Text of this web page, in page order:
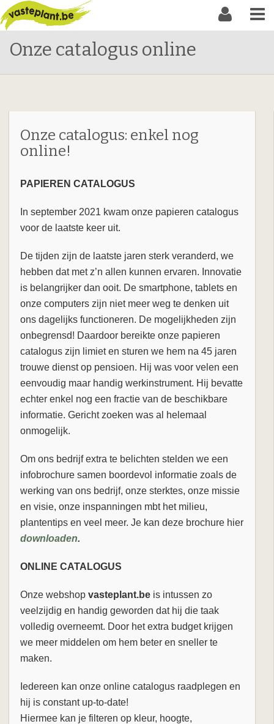
Onze catalogus online
Onze catalogus: enkel nog
online!
PAPIEREN CATALOGUS
In september 2021 kwam onze papieren catalogus
voor de laatste keer uit.
De tijden zijn de laatste jaren sterk veranderd, we
hebben dat met z’n allen kunnen ervaren. Innovatie
is belangrijker dan ooit. De smartphone, tablets en
onze computers zijn niet meer weg te denken uit
ons dagelijks functioneren. De mogelijkheden zijn
onbegrensd! Daardoor bereikte onze papieren
catalogus zijn limiet en sturen we hem na 45 jaren
trouwe dienst op pensioen. Hij was voor velen een
eenvoudig maar handig werkinstrument. Hij bevatte
echter enkel nog een fractie van de beschikbare
informatie. Gericht zoeken was al helemaal
onmogelijk.
Om ons bedrijf extra te belichten stelden we een
infobrochure samen boordevol informatie zoals de
werking van ons bedrijf, onze sterktes, onze missie
en visie, onze inspanningen mbt het milieu,
plantentips en veel meer. Je kan deze brochure hier
downloaden.
ONLINE CATALOGUS
Onze webshop vasteplant.be is intussen zo
veelzijdig en handig geworden dat hij die taak
volledig overneemt. Door het extra budget krijgen
we meer middelen om hem beter en sneller te
maken.
Iedereen kan onze online catalogus raadplegen en
hij is constant up-to-date!
Hiermee kan je filteren op kleur, hoogte,